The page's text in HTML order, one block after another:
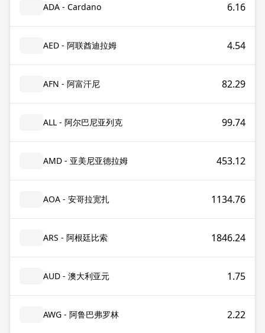
ADA - Cardano 6.16
AED - 阿联酋迪拉姆 4.54
AFN - 阿富汗尼 82.29
ALL - 阿尔巴尼亚列克 99.74
AMD - 亚美尼亚德拉姆 453.12
AOA - 安哥拉宽扎 1134.76
ARS - 阿根廷比索 1846.24
AUD - 澳大利亚元 1.75
AWG - 阿鲁巴弗罗林 2.22